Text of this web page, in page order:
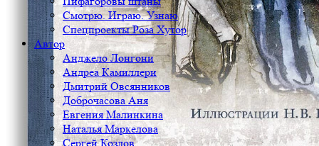
Смотрю. Играю. Узнаю
Спецпроекты Роза Хутор
Автор
Анджело Лонгони
Андреа Камиллери
Дмитрий Овсянников
Доброчасова Аня
Евгения Малинкина
Наталья Маркелова
Сергей Козлов